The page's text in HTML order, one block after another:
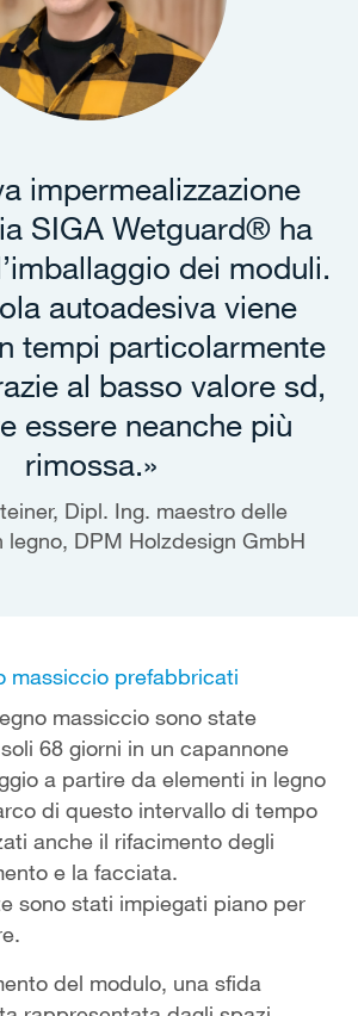
impermealizzazione
SIGA Wetguard® ha
dei moduli.
autoadesiva viene
tempi particolarmente
al basso valore sd,
essere neanche più
rimossa.»
Dipl. Ing. maestro delle
legno, DPM Holzdesign GmbH
massiccio prefabbricati
massiccio sono state
68 giorni in un capannone
a partire da elementi in legno
di questo intervallo di tempo
anche il rifacimento degli
e la facciata.
sono stati impiegati piano per
del modulo, una sfida